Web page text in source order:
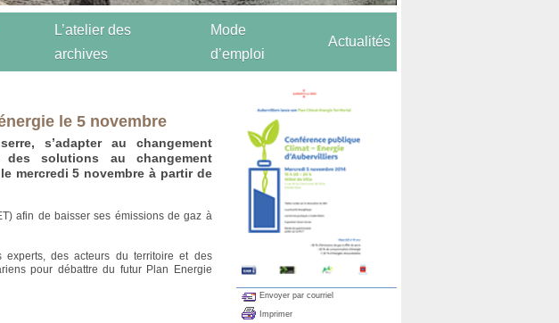
L’atelier des
archives
Mode
d’emploi
Actualités
le 5 novembre
s’adapter au changement
solutions au changement
mercredi 5 novembre à partir de
afin de baisser ses émissions de gaz à
des acteurs du territoire et des
pour débattre du futur Plan Energie
Envoyer par courriel
Imprimer